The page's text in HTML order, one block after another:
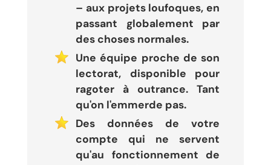
– aux projets loufoques, en
passant globalement par
des choses normales.
Une équipe proche de son
lectorat, disponible pour
ragoter à outrance. Tant
qu'on l'emmerde pas.
Des données de votre
compte qui ne servent
qu'au fonctionnement de